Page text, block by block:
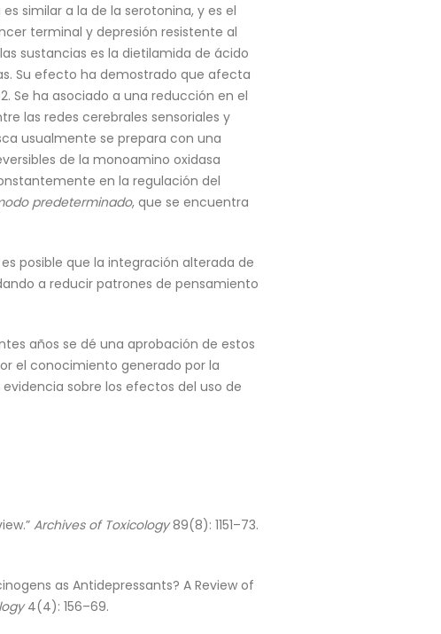
similar a la de la serotonina, y es el
terminal y depresión resistente al
sustancias es la dietilamida de ácido
Su efecto ha demostrado que afecta
Se ha asociado a una reducción en el
las redes cerebrales sensoriales y
usualmente se prepara con una
de la monoamino oxidasa
en la regulación del
predeterminado, que se encuentra
posible que la integración alterada de
a reducir patrones de pensamiento
años se dé una aprobación de estos
el conocimiento generado por la
sobre los efectos del uso de
Archives of Toxicology89(8): 1151–73.
as Antidepressants? A Review of
4(4): 156–69.